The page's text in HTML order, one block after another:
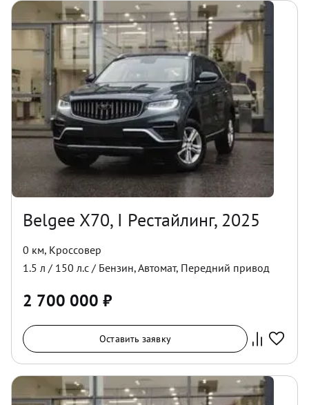
Belgee X70, I Рестайлинг, 2025
0 км, Кроссовер
1.5 л / 150 л.с / Бензин,Автомат, Передний привод
2 700 000 ₽
Оставить заявку